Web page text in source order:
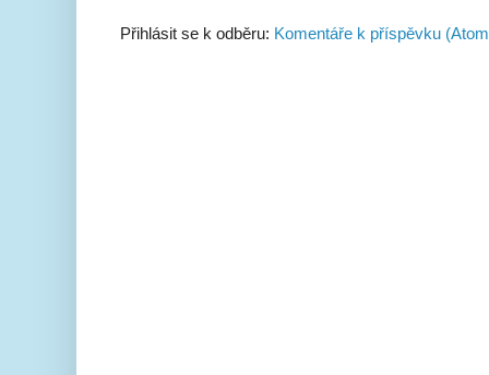
Přihlásit se k odběru: Komentáře k příspěvku